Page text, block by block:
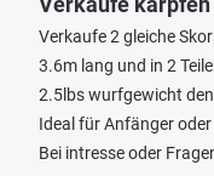
Verkaufe 2 gleiche
3.6m lang und in 2
2.5lbs wurfgewicht
Ideal für Anfänger
Bei intresse oder